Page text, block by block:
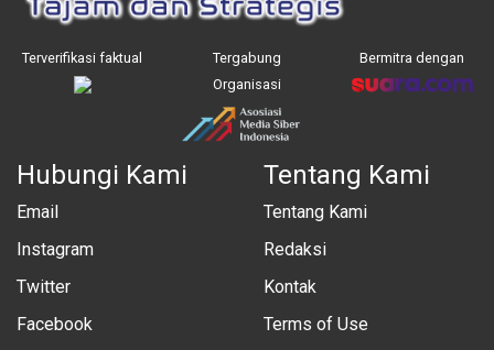
Terverifikasi faktual
Tergabung
Organisasi
Bermitra dengan
Hubungi Kami
Email
Instagram
Twitter
Facebook
Tentang Kami
Tentang Kami
Redaksi
Kontak
Terms of Use